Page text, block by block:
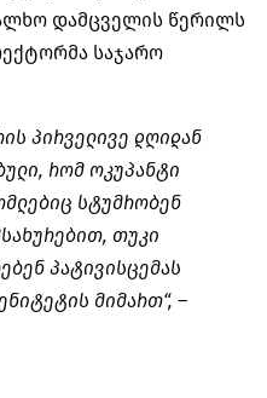
დამცველის წერილს
საჯარო
პირველივე დღიდან
რომ ოკუპანტი
სტუმრობენ
თუკი
პატივისცემას
მიმართ“, –